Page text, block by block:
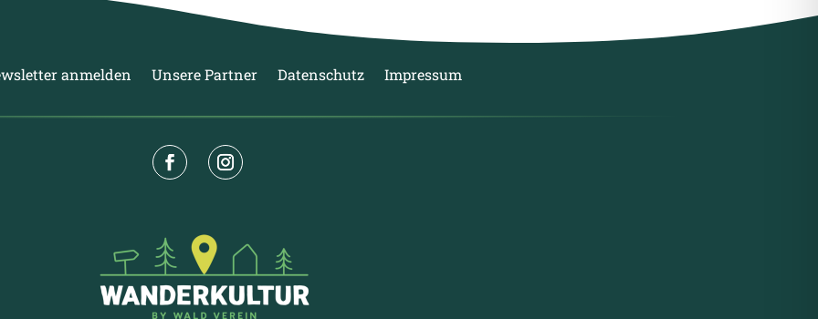
anmelden Unsere Partner Datenschutz Impressum